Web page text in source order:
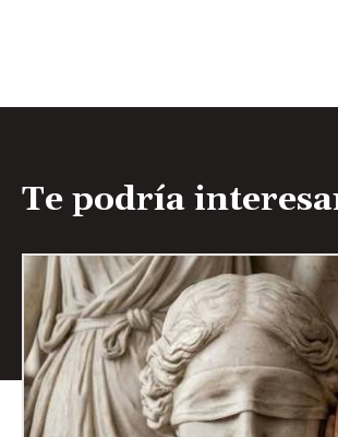
Te podría